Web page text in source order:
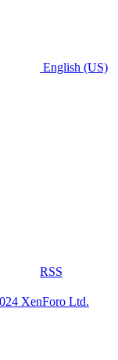
English (US)
RSS
XenForo Ltd.